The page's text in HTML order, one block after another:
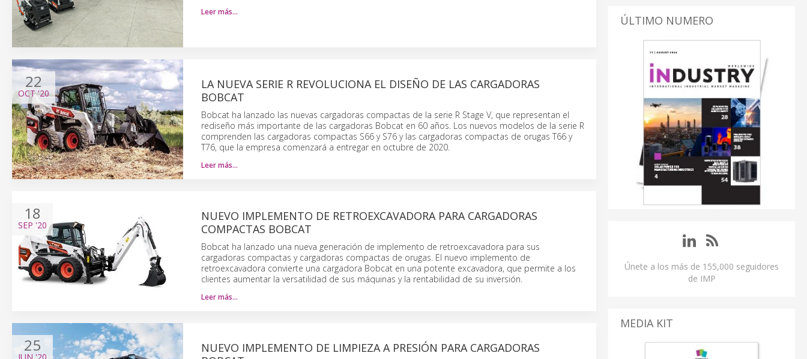
Leer más…
22
OCT'20
LA NUEVA SERIE R REVOLUCIONA EL DISEÑO DE LAS CARGADORAS
BOBCAT
Bobcat ha lanzado las nuevas cargadoras compactas de la serie R Stage V, que representan el
rediseño más importante de las cargadoras Bobcat en 60 años. Los nuevos modelos de la serie R
comprenden las cargadoras compactas S66 y S76 y las cargadoras compactas de orugas T66 y
T76, que la empresa comenzará a entregar en octubre de 2020.
Leer más…
18
SEP '20
NUEVO IMPLEMENTO DE RETROEXCAVADORA PARA CARGADORAS
COMPACTAS BOBCAT
Bobcat ha lanzado una nueva generación de implemento de retroexcavadora para sus
cargadoras compactas y cargadoras compactas de orugas. El nuevo implemento de
retroexcavadora convierte una cargadora Bobcat en una potente excavadora, que permite a los
clientes aumentar la versatilidad de sus máquinas y la rentabilidad de su inversión.
Leer más…
25
NUEVO IMPLEMENTO DE LIMPIEZA A PRESIÓN PARA CARGADORAS
ÚLTIMO NUMERO
Únete a los más de 155,000 seguidores
de IMP
MEDIA KIT